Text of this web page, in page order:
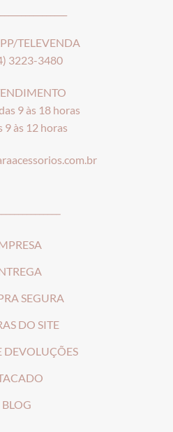
TELEVENDA
3223-3480
9 às 18 horas
9 às 12 horas
SEGURA
DO SITE
DEVOLUÇÕES
BLOG